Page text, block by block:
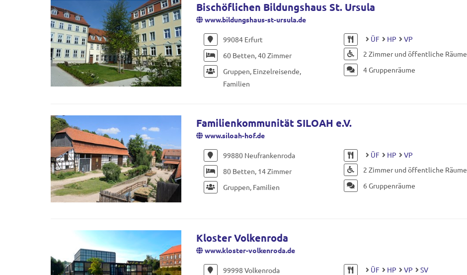
Bischöflichen Bildungshaus St. Ursula
www.bildungshaus-st-ursula.de
99084 Erfurt
60 Betten, 40 Zimmer
Gruppen, Einzelreisende,
Familien
ÜF HP
VP
2 Zimmer und öffentliche Räume
4 Gruppenräume
Familienkommunität SILOAH e.V.
www.siloah-hof.de
99880 Neufrankenroda
80 Betten, 14 Zimmer
Gruppen, Familien
ÜF HP
VP
2 Zimmer und öffentliche Räume
6 Gruppenräume
Kloster Volkenroda
www.kloster-volkenroda.de
99998 Volkenroda
ÜF HP VP
SV